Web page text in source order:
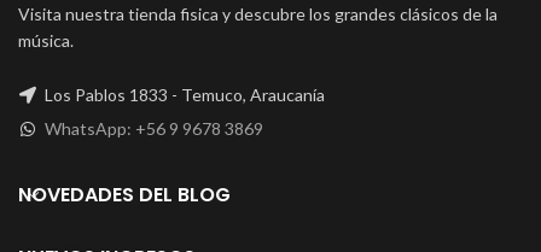
Visita nuestra tienda fisica y descubre los grandes clásicos de la
música.
Los Pablos 1833 - Temuco, Araucanía
WhatsApp: +56 9 9678 3869
NOVEDADES DEL BLOG